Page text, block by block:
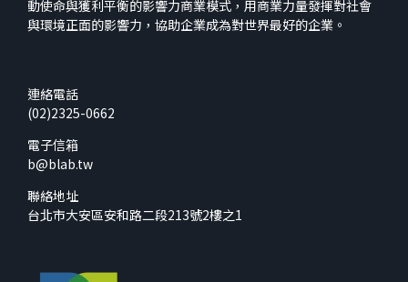
動使命與獲利平衡的影響力商業模式，用商業力量發揮對社會
與環境正面的影響力，協助企業成為對世界最好的企業。
連絡電話
(02)2325-0662
電子信箱
b@blab.tw
聯絡地址
台北市大安區安和路二段213號2樓之1